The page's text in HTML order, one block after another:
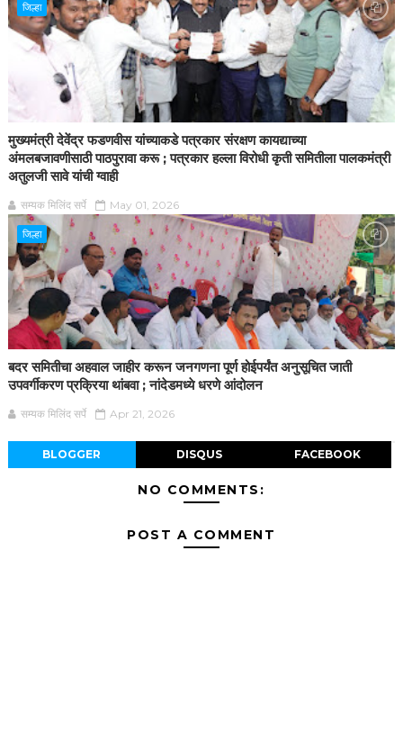
जिल्हा
मुख्यमंत्री देवेंद्र फडणवीस यांच्याकडे पत्रकार संरक्षण कायद्याच्या
अंमलबजावणीसाठी पाठपुरावा करू ; पत्रकार हल्ला विरोधी कृती समितीला पालकमंत्री
अतुलजी सावे यांची ग्वाही
सम्यक मिलिंद सर्पे May 01, 2026
जिल्हा
बदर समितीचा अहवाल जाहीर करून जनगणना पूर्ण होईपर्यंत अनुसूचित जाती
उपवर्गीकरण प्रक्रिया थांबवा ; नांदेडमध्ये धरणे आंदोलन
सम्यक मिलिंद सर्पे Apr 21, 2026
BLOGGER DISQUS FACEBOOK
NO COMMENTS:
POST A COMMENT